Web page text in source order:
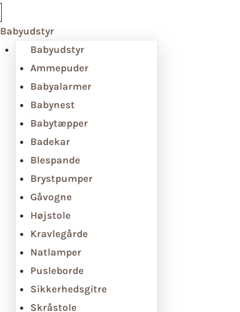
Babyudstyr
Babyudstyr
Ammepuder
Babyalarmer
Babynest
Babytæpper
Badekar
Blespande
Brystpumper
Gåvogne
Højstole
Kravlegårde
Natlamper
Pusleborde
Sikkerhedsgitre
Skråstole